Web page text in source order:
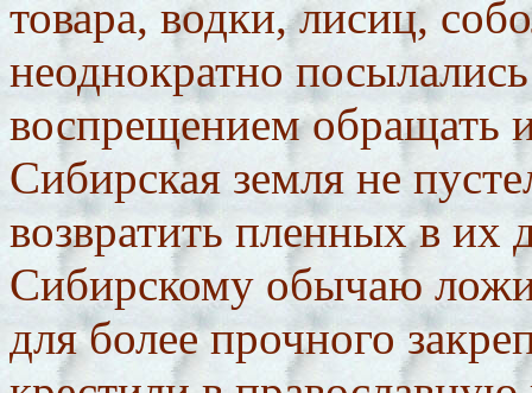
товара, водки, лисиц,
неоднократно
воспрещением обращать
Сибирская земля не
возвратить пленных в их
Сибирскому обычаю
для более прочного